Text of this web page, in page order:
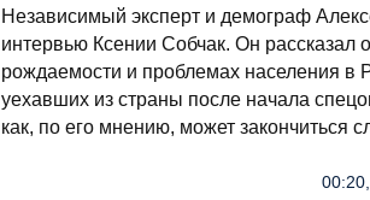
Независимый эксперт и демограф
интервью Ксении Собчак. Он рассказал
рождаемости и проблемах населения в
уехавших из страны после начала
как, по его мнению, может закончиться